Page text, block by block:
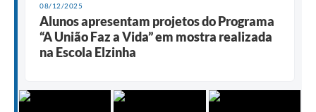
08/12/2025
Alunos apresentam projetos do Programa
“A União Faz a Vida” em mostra realizada
na Escola Elzinha